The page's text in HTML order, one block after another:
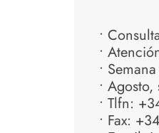
•
•
•
•
• Tlfn:
• Fax: